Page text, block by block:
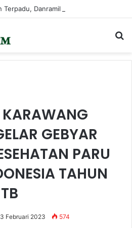
KARAWANG
GEBYAR
PARU
TAHUN
3 Februari 2023 574